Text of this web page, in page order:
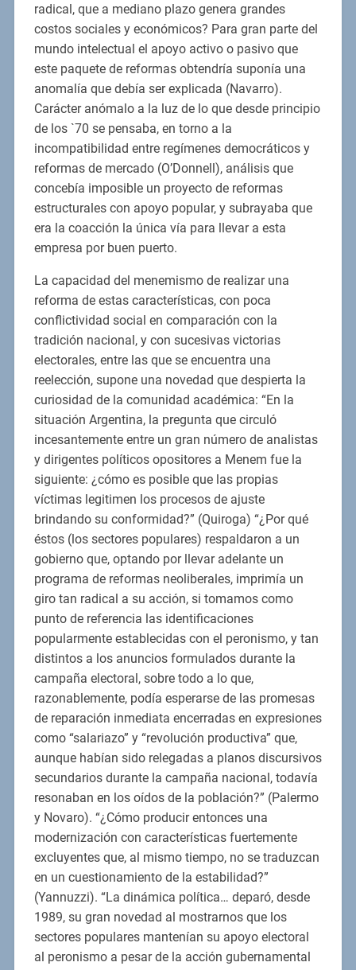
radical, que a mediano plazo genera grandes
costos sociales y económicos? Para gran parte del
mundo intelectual el apoyo activo o pasivo que
este paquete de reformas obtendría suponía una
anomalía que debía ser explicada (Navarro).
Carácter anómalo a la luz de lo que desde principio
de los `70 se pensaba, en torno a la
incompatibilidad entre regímenes democráticos y
reformas de mercado (O’Donnell), análisis que
concebía imposible un proyecto de reformas
estructurales con apoyo popular, y subrayaba que
era la coacción la única vía para llevar a esta
empresa por buen puerto.
La capacidad del menemismo de realizar una
reforma de estas características, con poca
conflictividad social en comparación con la
tradición nacional, y con sucesivas victorias
electorales, entre las que se encuentra una
reelección, supone una novedad que despierta la
curiosidad de la comunidad académica: “En la
situación Argentina, la pregunta que circuló
incesantemente entre un gran número de analistas
y dirigentes políticos opositores a Menem fue la
siguiente: ¿cómo es posible que las propias
víctimas legitimen los procesos de ajuste
brindando su conformidad?” (Quiroga) “¿Por qué
éstos (los sectores populares) respaldaron a un
gobierno que, optando por llevar adelante un
programa de reformas neoliberales, imprimía un
giro tan radical a su acción, si tomamos como
punto de referencia las identificaciones
popularmente establecidas con el peronismo, y tan
distintos a los anuncios formulados durante la
campaña electoral, sobre todo a lo que,
razonablemente, podía esperarse de las promesas
de reparación inmediata encerradas en expresiones
como “salariazo” y “revolución productiva” que,
aunque habían sido relegadas a planos discursivos
secundarios durante la campaña nacional, todavía
resonaban en los oídos de la población?” (Palermo
y Novaro). “¿Cómo producir entonces una
modernización con características fuertemente
excluyentes que, al mismo tiempo, no se traduzcan
en un cuestionamiento de la estabilidad?”
(Yannuzzi). “La dinámica política… deparó, desde
1989, su gran novedad al mostrarnos que los
sectores populares mantenían su apoyo electoral
al peronismo a pesar de la acción gubernamental